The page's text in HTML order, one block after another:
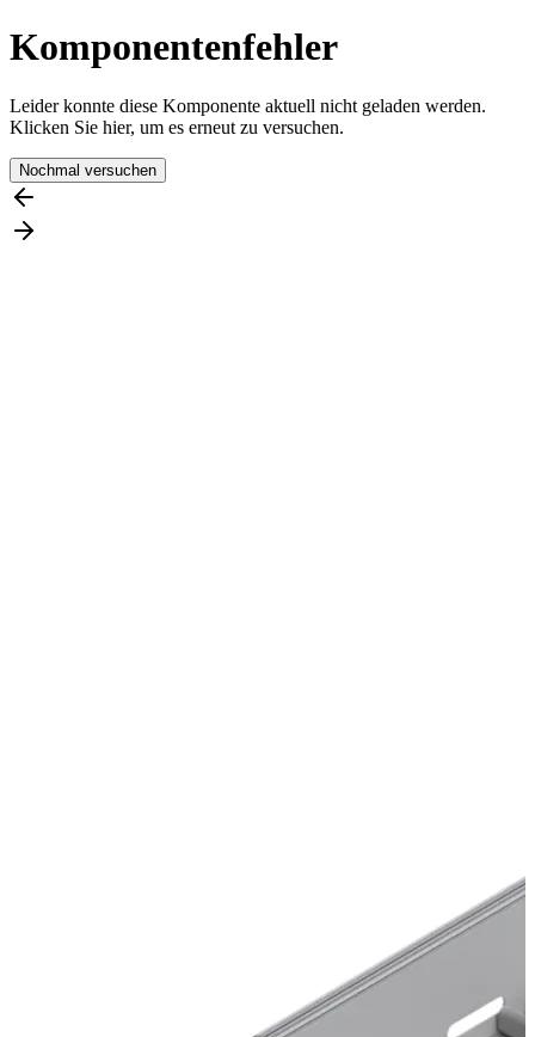
Komponentenfehler
Leider konnte diese Komponente aktuell nicht geladen werden.
Klicken Sie hier, um es erneut zu versuchen.
Nochmal versuchen